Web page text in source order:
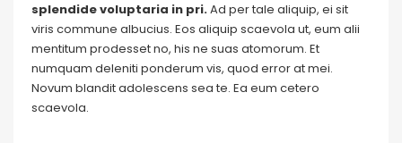
splendide voluptaria in pri.Ad per tale aliquip, ei sit
viris commune albucius. Eos aliquip scaevola ut, eum alii
mentitum prodesset no, his ne suas atomorum. Et
numquam deleniti ponderum vis, quod error at mei.
Novum blandit adolescens sea te. Ea eum cetero
scaevola.